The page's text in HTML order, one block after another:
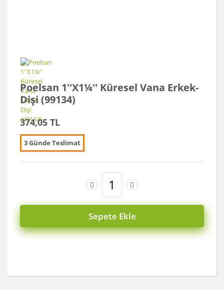
Poelsan 1''X1¼'' Küresel Vana Erkek-
Dişi (99134)
374,05 TL
3 Günde Teslimat
Sepete Ekle